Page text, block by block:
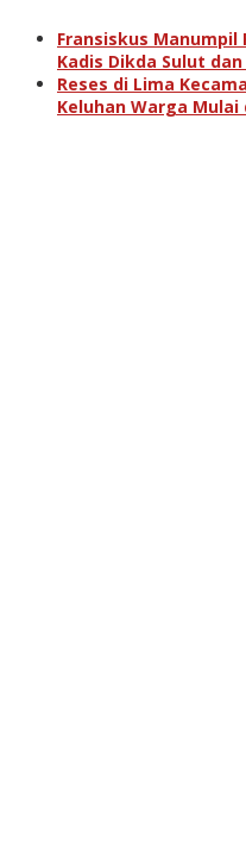
Fransiskus Manumpil
Kadis Dikda Sulut
Reses di Lima
Keluhan Warga